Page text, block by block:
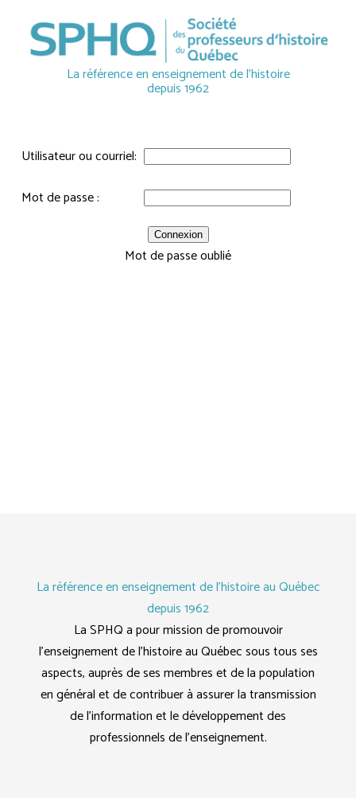
La référence en enseignement de l'histoire
depuis 1962
Utilisateur ou courriel:
Mot de passe :
Mot de passe oublié
La référence en enseignement de l'histoire au Québec
depuis 1962
La SPHQ a pour mission de promouvoir
l’enseignement de l’histoire au Québec sous tous ses
aspects, auprès de ses membres et de la population
en général et de contribuer à assurer la transmission
de l’information et le développement des
professionnels de l’enseignement.